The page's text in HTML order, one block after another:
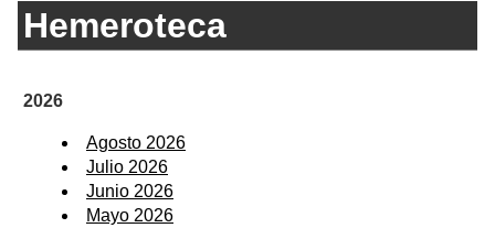
Hemeroteca
2026
Agosto 2026
Julio 2026
Junio 2026
Mayo 2026